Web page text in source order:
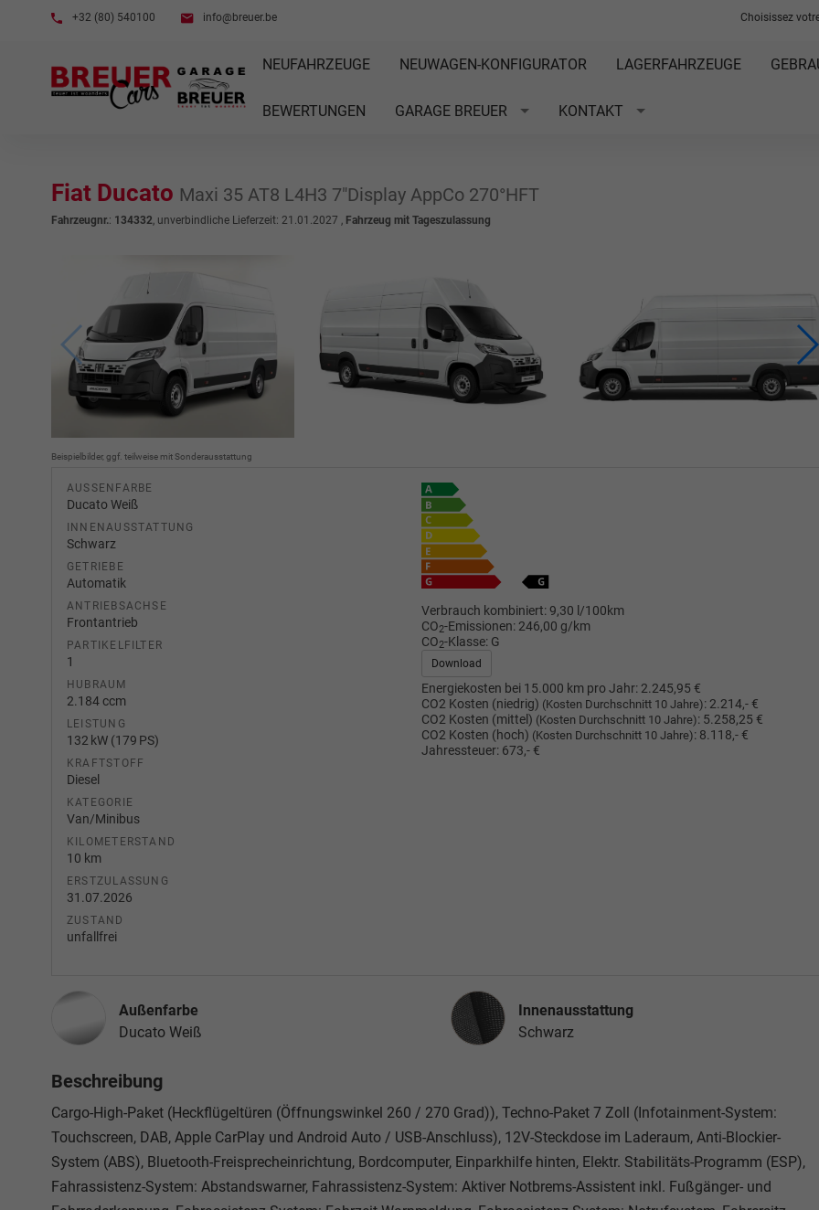
+32 (80) 540100 info@breuer.be Choisissez
NEUFAHRZEUGE NEUWAGEN-KONFIGURATOR LAGERFAHRZEUGE
BEWERTUNGEN GARAGE BREUER KONTAKT
Fiat Ducato Maxi 35 AT8 L4H3 7"Display AppCo 270°HFT
Fahrzeugnr.: 134332, unverbindliche Lieferzeit: 21.01.2027 , Fahrzeug mit Tageszulassung
Beispielbilder, ggf. teilweise mit Sonderausstattung
AUSSENFARBE
Ducato Weiß
INNENAUSSTATTUNG
Schwarz
GETRIEBE
Automatik
ANTRIEBSACHSE
Frontantrieb
PARTIKELFILTER
1
HUBRAUM
2.184 ccm
LEISTUNG
132 kW (179 PS)
KRAFTSTOFF
Diesel
KATEGORIE
Van/Minibus
KILOMETERSTAND
10 km
ERSTZULASSUNG
31.07.2026
ZUSTAND
unfallfrei
Verbrauch kombiniert: 9,30 l/100km
CO2-Emissionen: 246,00 g/km
CO2-Klasse: G
Download
Energiekosten bei 15.000 km pro Jahr: 2.245,95 €
CO2 Kosten (niedrig) (Kosten Durchschnitt 10 Jahre): 2.214,- €
CO2 Kosten (mittel) (Kosten Durchschnitt 10 Jahre): 5.258,25 €
CO2 Kosten (hoch) (Kosten Durchschnitt 10 Jahre): 8.118,- €
Jahressteuer: 673,- €
Außenfarbe
Ducato Weiß
Innenausstattung
Innenausstattung
Schwarz
Beschreibung
Cargo-High-Paket (Heckflügeltüren (Öffnungswinkel 260 / 270 Grad)), Techno-Paket 7 Zoll (Infotainment-System:
Touchscreen, DAB, Apple CarPlay und Android Auto / USB-Anschluss), 12V-Steckdose im Laderaum, Anti-Blockier-
System (ABS), Bluetooth-Freisprecheinrichtung, Bordcomputer, Einparkhilfe hinten, Elektr. Stabilitäts-Programm (ESP),
Fahrassistenz-System: Abstandswarner, Fahrassistenz-System: Aktiver Notbrems-Assistent inkl. Fußgänger- und